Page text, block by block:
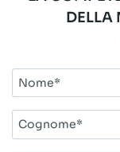
DELLA
Nome*
Cognome*